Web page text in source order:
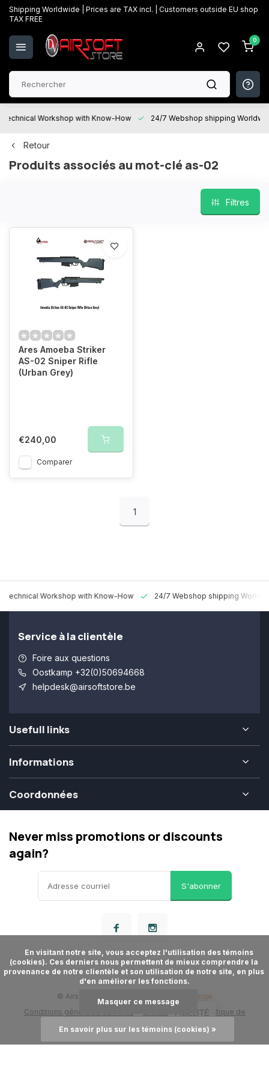
Shipping Worldwide | Prices are TAX incl. | Customers outside EU shop
TAX FREE
0
Technical Workshop with Know-How 24/7 Webshop shipping
Retour
Produits associés au mot-clé as-02
Filtres
Ares Amoeba Striker
AS-02 Sniper Rifle
(Urban Grey)
€240,00
Comparer
1
Technical Workshop with Know-How 24/7 Webshop shipping
Service à la clientèle
Foire aux questions
Oostkamp +32(0)50694668
helpdesk@airsoftstore.be
Usefull links
Informations
Coordonnées
Never miss promotions or discounts
again?
S'abonner
Conditions générales de vente avertissement
politique de
© Airsoft Store Webdinge
(cookies). Ces derniers nous permettent de mieux comprendre la
provenance de notre clientèle et son utilisation de notre site, en plus
d'en améliorer les fonctions.
Masquer ce message
En savoir plus sur les témoins (cookies) »
FIDÉLITÉ